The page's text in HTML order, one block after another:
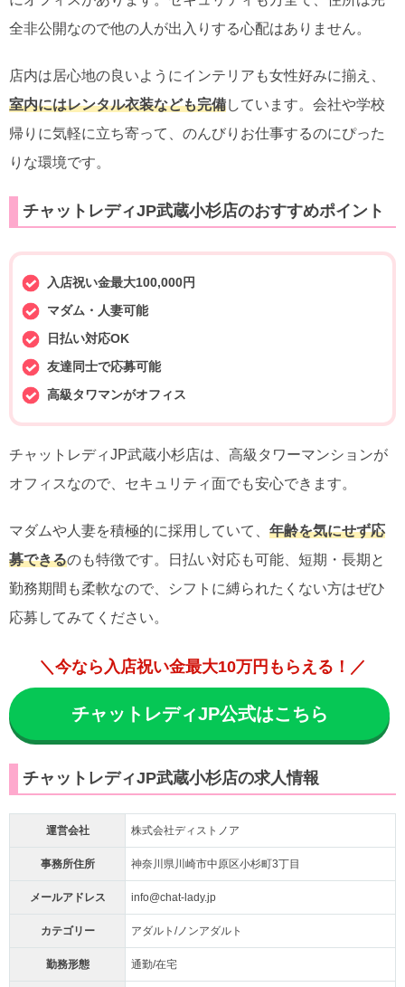
全非公開なので他の人が出入りする心配はありません。
店内は居心地の良いようにインテリアも女性好みに揃え、
室内にはレンタル衣装なども完備しています。会社や学校
帰りに気軽に立ち寄って、のんびりお仕事するのにぴった
りな環境です。
チャットレディJP武蔵小杉店のおすすめポイント
入店祝い金最大100,000円
マダム・人妻可能
日払い対応OK
友達同士で応募可能
高級タワマンがオフィス
チャットレディJP武蔵小杉店は、高級タワーマンションが
オフィスなので、セキュリティ面でも安心できます。
マダムや人妻を積極的に採用していて、 年齢を気にせず応
募できるのも特徴です。日払い対応も可能、短期・長期と
勤務期間も柔軟なので、シフトに縛られたくない方はぜひ
応募してみてください。
＼今なら入店祝い金最大10万円もらえる！／
チャットレディJP公式はこちら
チャットレディJP武蔵小杉店の求人情報
運営会社 株式会社ディストノア
事務所住所 神奈川県川崎市中原区小杉町3丁目
メールアドレス info@chat-lady.jp
カテゴリー アダルト/ノンアダルト
勤務形態 通勤/在宅